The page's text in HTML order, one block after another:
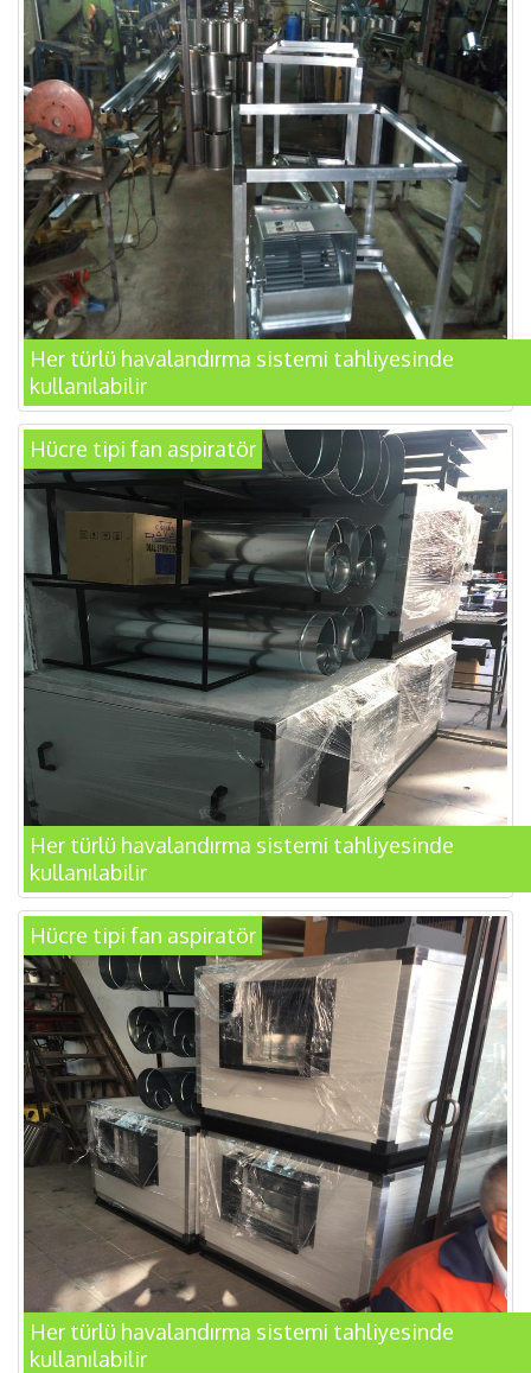
Her türlü havalandırma sistemi tahliyesinde
kullanılabilir
Hücre tipi fan aspiratör
Her türlü havalandırma sistemi tahliyesinde
kullanılabilir
Hücre tipi fan aspiratör
Her türlü havalandırma sistemi tahliyesinde
kullanılabilir